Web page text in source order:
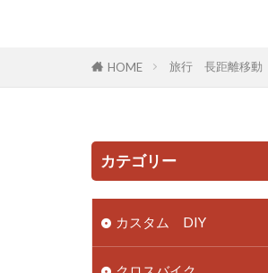
HOME 旅行 長距離移動
カテゴリー
カスタム DIY